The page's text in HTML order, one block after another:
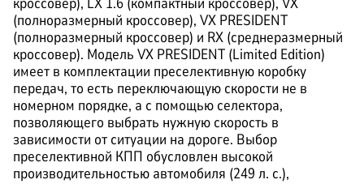
(полноразмерный кроссовер), VX PRESIDENT
(полноразмерный кроссовер) и RX (среднеразмерный
кроссовер). Модель VX PRESIDENT (Limited Edition)
имеет в комплектации преселективную коробку
передач, то есть переключающую скорости не в
номерном порядке, а с помощью селектора,
позволяющего выбрать нужную скорость в
зависимости от ситуации на дороге. Выбор
преселективной КПП обусловлен высокой
производительностью автомобиля (249 л. с.),